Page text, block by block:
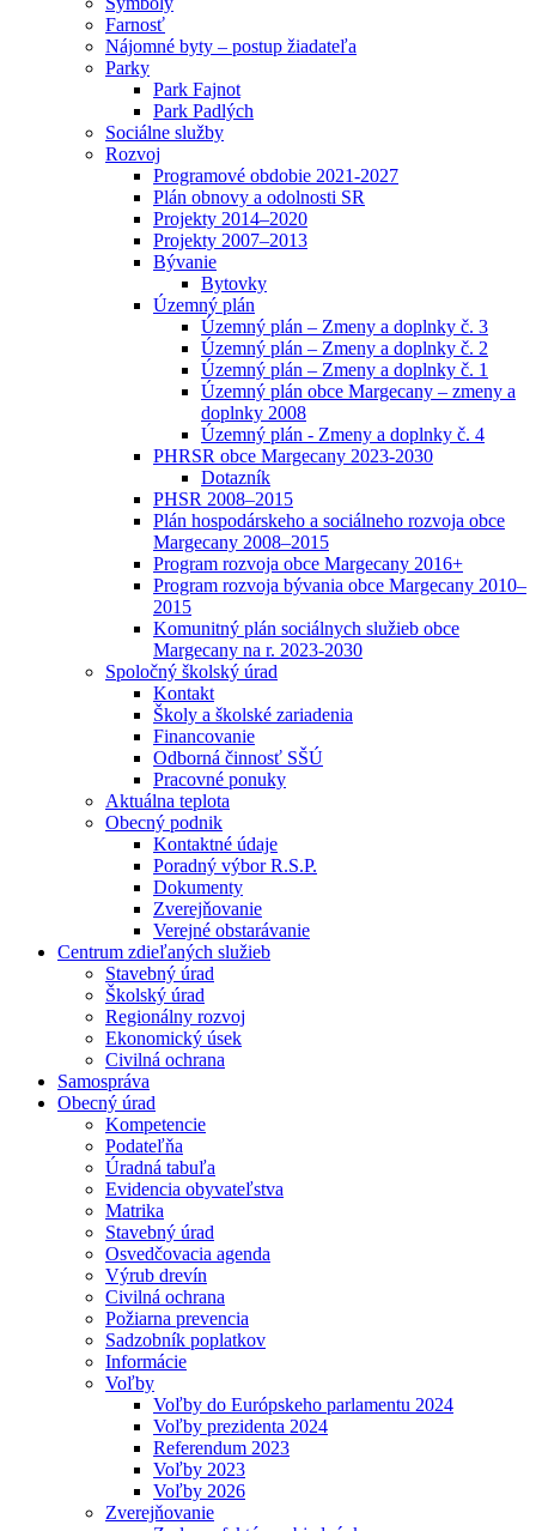
Farnosť
Nájomné byty – postup žiadateľa
Parky
Park Fajnot
Park Padlých
Sociálne služby
Rozvoj
Programové obdobie 2021-2027
Plán obnovy a odolnosti SR
Projekty 2014–2020
Projekty 2007–2013
Bývanie
Bytovky
Územný plán
Územný plán – Zmeny a doplnky č. 3
Územný plán – Zmeny a doplnky č. 2
Územný plán – Zmeny a doplnky č. 1
Územný plán obce Margecany – zmeny a
doplnky 2008
Územný plán - Zmeny a doplnky č. 4
PHRSR obce Margecany 2023-2030
Dotazník
PHSR 2008–2015
Plán hospodárskeho a sociálneho rozvoja obce
Margecany 2008–2015
Program rozvoja obce Margecany 2016+
Program rozvoja bývania obce Margecany 2010–
2015
Komunitný plán sociálnych služieb obce
Margecany na r. 2023-2030
Spoločný školský úrad
Kontakt
Školy a školské zariadenia
Financovanie
Odborná činnosť SŠÚ
Pracovné ponuky
Aktuálna teplota
Obecný podnik
Kontaktné údaje
Poradný výbor R.S.P.
Dokumenty
Zverejňovanie
Verejné obstarávanie
Centrum zdieľaných služieb
Stavebný úrad
Školský úrad
Regionálny rozvoj
Ekonomický úsek
Civilná ochrana
Samospráva
Obecný úrad
Kompetencie
Podateľňa
Úradná tabuľa
Evidencia obyvateľstva
Matrika
Stavebný úrad
Osvedčovacia agenda
Výrub drevín
Civilná ochrana
Požiarna prevencia
Sadzobník poplatkov
Informácie
Voľby
Voľby do Európskeho parlamentu 2024
Voľby prezidenta 2024
Referendum 2023
Voľby 2023
Voľby 2026
Zverejňovanie